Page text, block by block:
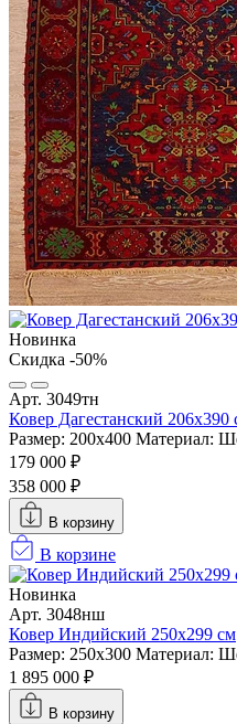
Новинка
Скидка -50%
Арт. 3049тн
Ковер Дагестанский 206x390
Размер: 200х400 Материал:
179 000 ₽
358 000 ₽
В корзину
В корзине
Новинка
Арт. 3048нш
Ковер Индийский 250x299 см
Размер: 250x300 Материал:
1 895 000 ₽
В корзину